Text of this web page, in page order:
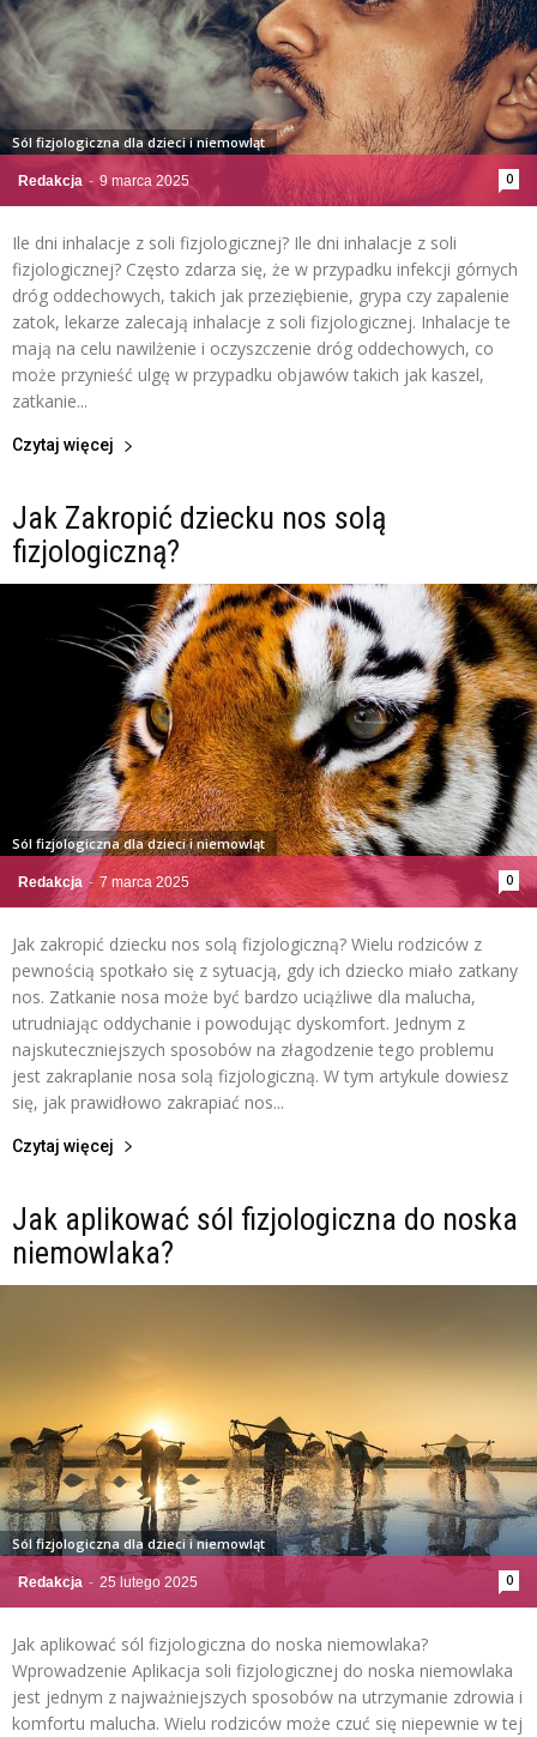
Redakcja - 9 marca 2025 0
Sól fizjologiczna dla dzieci i niemowląt
Ile dni inhalacje z soli fizjologicznej? Ile dni inhalacje z soli
fizjologicznej? Często zdarza się, że w przypadku infekcji górnych
dróg oddechowych, takich jak przeziębienie, grypa czy zapalenie
zatok, lekarze zalecają inhalacje z soli fizjologicznej. Inhalacje te
mają na celu nawilżenie i oczyszczenie dróg oddechowych, co
może przynieść ulgę w przypadku objawów takich jak kaszel,
zatkanie...
Czytaj więcej
Jak Zakropić dziecku nos solą
fizjologiczną?
Redakcja - 7 marca 2025 0
Sól fizjologiczna dla dzieci i niemowląt
Jak zakropić dziecku nos solą fizjologiczną? Wielu rodziców z
pewnością spotkało się z sytuacją, gdy ich dziecko miało zatkany
nos. Zatkanie nosa może być bardzo uciążliwe dla malucha,
utrudniając oddychanie i powodując dyskomfort. Jednym z
najskuteczniejszych sposobów na złagodzenie tego problemu
jest zakraplanie nosa solą fizjologiczną. W tym artykule dowiesz
się, jak prawidłowo zakrapiać nos...
Czytaj więcej
Jak aplikować sól fizjologiczna do noska
niemowlaka?
Redakcja - 25 lutego 2025 0
Sól fizjologiczna dla dzieci i niemowląt
Jak aplikować sól fizjologiczna do noska niemowlaka?
Wprowadzenie Aplikacja soli fizjologicznej do noska niemowlaka
jest jednym z najważniejszych sposobów na utrzymanie zdrowia i
komfortu malucha. Wielu rodziców może czuć się niepewnie w tej